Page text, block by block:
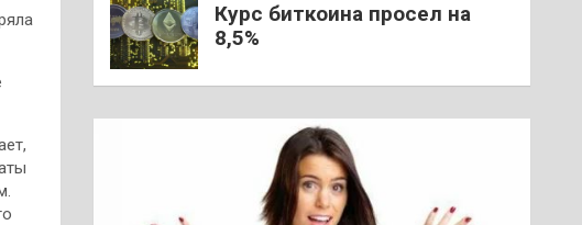
Курс биткоина просел на
8,5%